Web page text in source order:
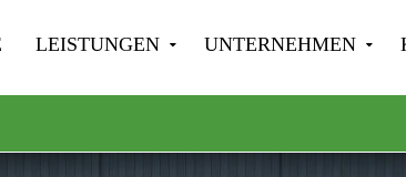
LEISTUNGEN UNTERNEHMEN